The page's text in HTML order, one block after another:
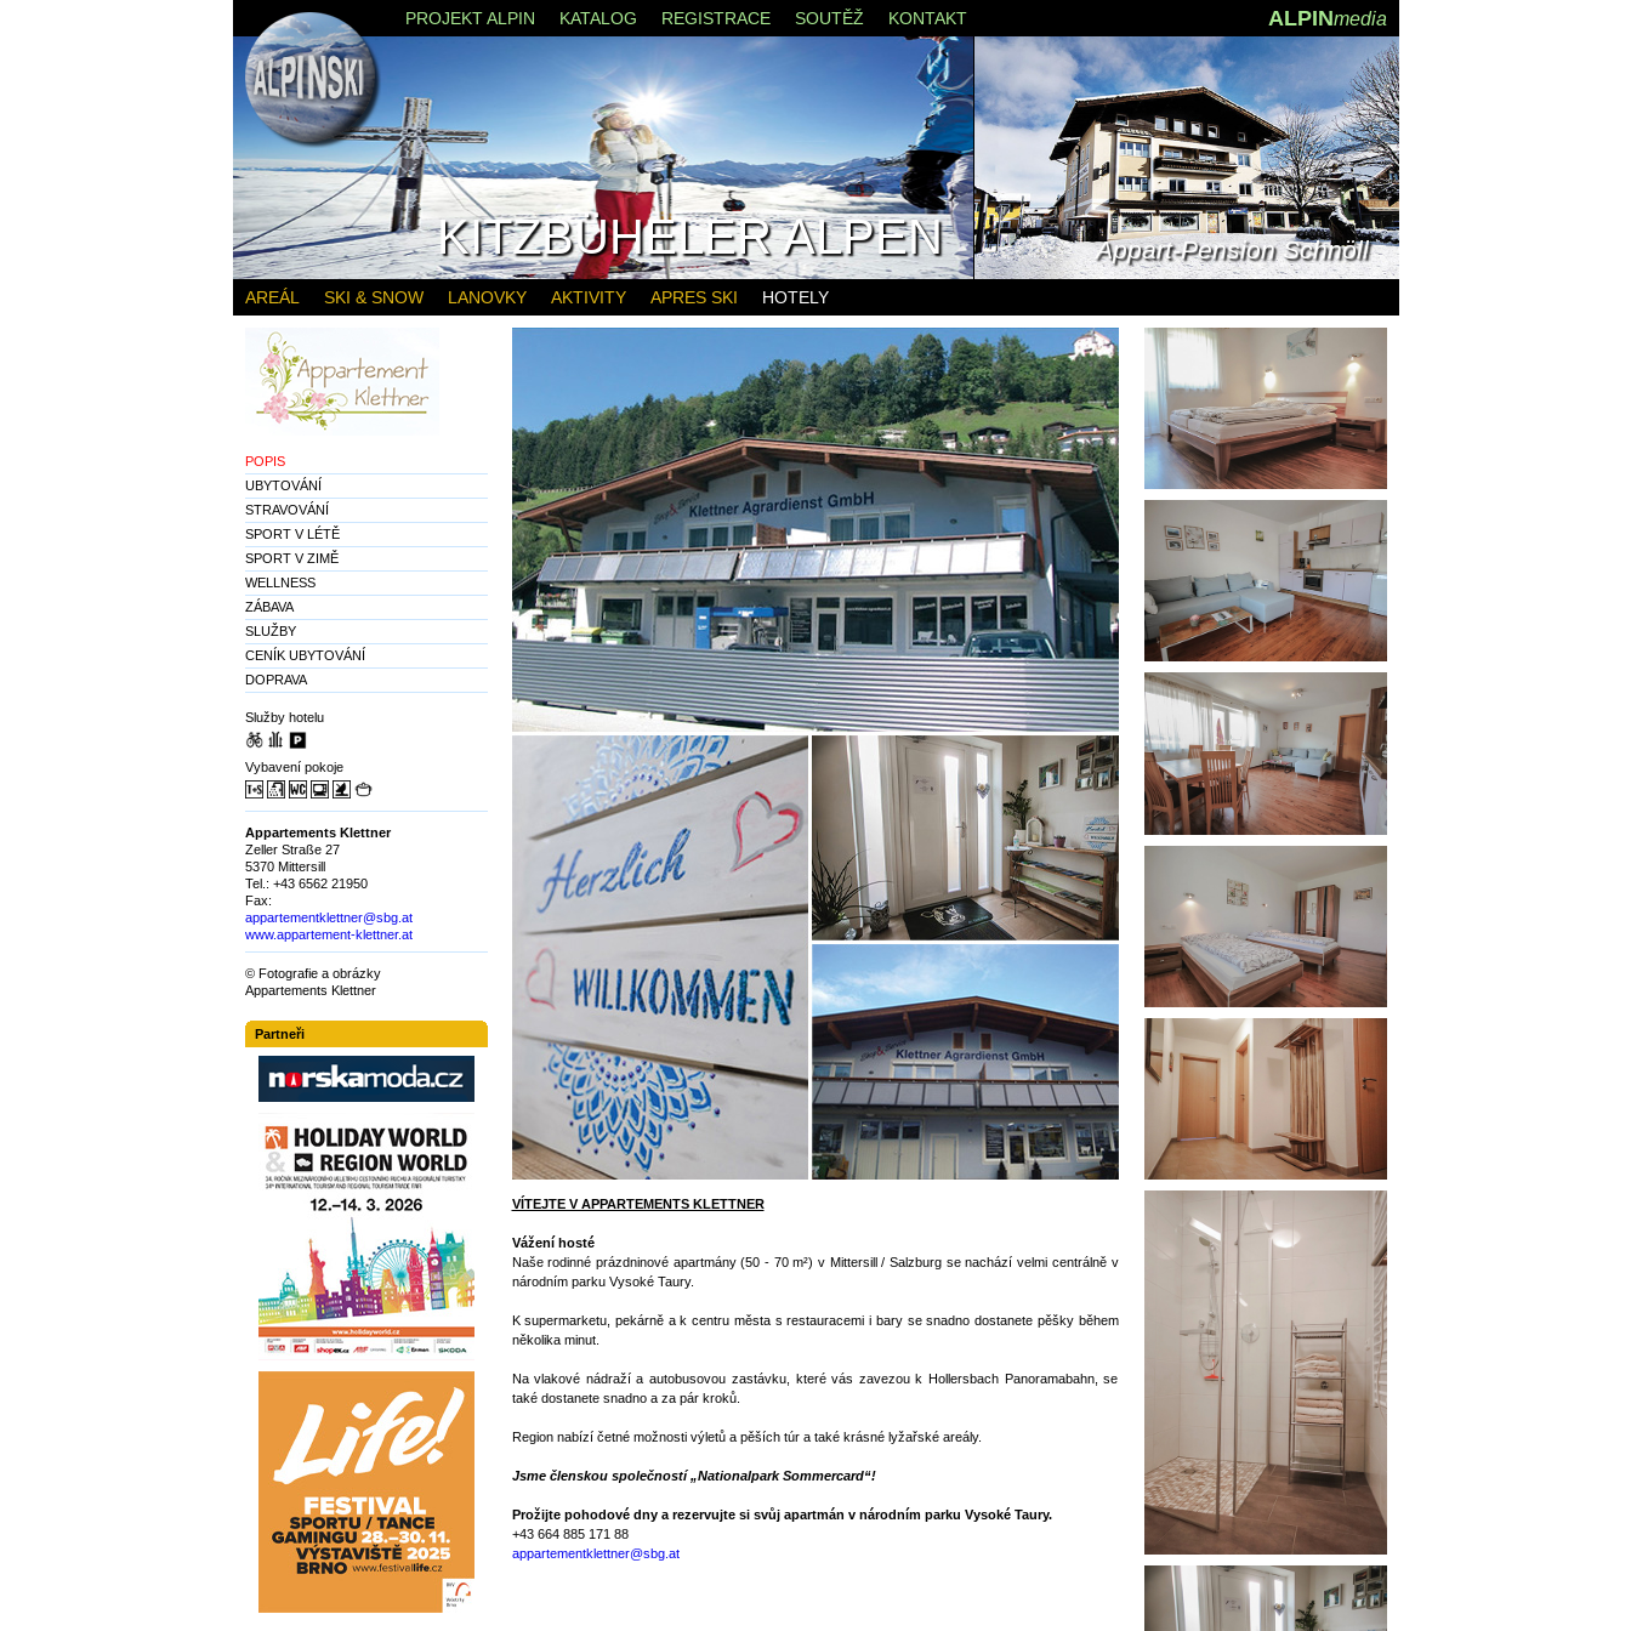
VÍTEJTE V APPARTEMENTS KLETTNER
Vážení hosté
Naše rodinné prázdninové apartmány (50 - 70 m²) v Mittersill / Salzburg se nachází velmi centrálně v
národním parku Vysoké Taury.
K supermarketu, pekárně a k centru města s restauracemi i bary se snadno dostanete pěšky během
několika minut.
Na vlakové nádraží a autobusovou zastávku, které vás zavezou k Hollersbach Panoramabahn, se
také dostanete snadno a za pár kroků.
Region nabízí četné možnosti výletů a pěších túr a také krásné lyžařské areály.
Jsme členskou společností „Nationalpark Sommercard“!
Prožijte pohodové dny a rezervujte si svůj apartmán v národním parku Vysoké Taury.
+43 664 885 171 88
appartementklettner@sbg.at
POPIS
UBYTOVÁNÍ
STRAVOVÁNÍ
SPORT V LÉTĚ
SPORT V ZIMĚ
WELLNESS
ZÁBAVA
SLUŽBY
CENÍK UBYTOVÁNÍ
DOPRAVA
Služby hotelu
Vybavení pokoje
Appartements Klettner
Zeller Straße 27
5370 Mittersill
Tel.: +43 6562 21950
Fax:
appartementklettner@sbg.at
www.appartement-klettner.at
© Fotografie a obrázky
Appartements Klettner
Partneři
ALPINmedia
PROJEKT ALPIN KATALOG REGISTRACE SOUTĚŽ KONTAKT
AREÁL SKI & SNOW LANOVKY AKTIVITY APRES SKI HOTELY
Appart-Pension Schnöll
KITZBÜHELER ALPEN